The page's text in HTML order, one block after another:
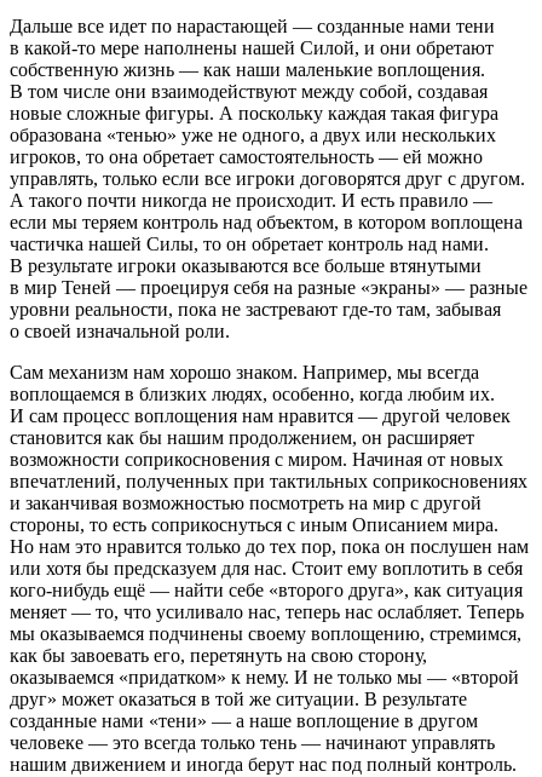
Дальше все идет по нарастающей — созданные нами тени
в какой-то мере наполнены нашей Силой, и они обретают
собственную жизнь — как наши маленькие воплощения.
В том числе они взаимодействуют между собой, создавая
новые сложные фигуры. А поскольку каждая такая фигура
образована «тенью» уже не одного, а двух или нескольких
игроков, то она обретает самостоятельность — ей можно
управлять, только если все игроки договорятся друг с другом.
А такого почти никогда не происходит. И есть правило —
если мы теряем контроль над объектом, в котором воплощена
частичка нашей Силы, то он обретает контроль над нами.
В результате игроки оказываются все больше втянутыми
в мир Теней — проецируя себя на разные «экраны» — разные
уровни реальности, пока не застревают где-то там, забывая
о своей изначальной роли.
Сам механизм нам хорошо знаком. Например, мы всегда
воплощаемся в близких людях, особенно, когда любим их.
И сам процесс воплощения нам нравится — другой человек
становится как бы нашим продолжением, он расширяет
возможности соприкосновения с миром. Начиная от новых
впечатлений, полученных при тактильных соприкосновениях
и заканчивая возможностью посмотреть на мир с другой
стороны, то есть соприкоснуться с иным Описанием мира.
Но нам это нравится только до тех пор, пока он послушен нам
или хотя бы предсказуем для нас. Стоит ему воплотить в себя
кого-нибудь ещё — найти себе «второго друга», как ситуация
меняет — то, что усиливало нас, теперь нас ослабляет. Теперь
мы оказываемся подчинены своему воплощению, стремимся,
как бы завоевать его, перетянуть на свою сторону,
оказываемся «придатком» к нему. И не только мы — «второй
друг» может оказаться в той же ситуации. В результате
созданные нами «тени» — а наше воплощение в другом
человеке — это всегда только тень — начинают управлять
нашим движением и иногда берут нас под полный контроль.